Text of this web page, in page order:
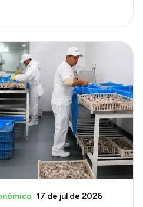
17 de jul de 2026